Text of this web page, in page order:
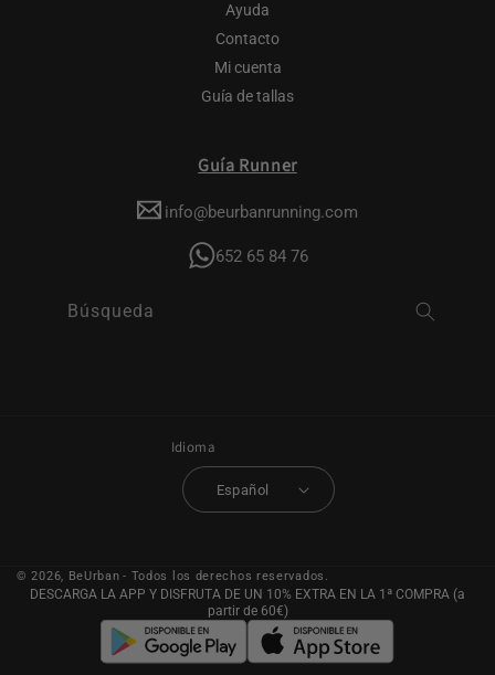
Ayuda
Contacto
Mi cuenta
Guía de tallas
Guía Runner
info@beurbanrunning.com
652 65 84 76
Búsqueda
Idioma
Español
© 2026, BeUrban - Todos los derechos reservados.
DESCARGA LA APP Y DISFRUTA DE UN 10% EXTRA EN LA 1ª COMPRA (a
partir de 60€)